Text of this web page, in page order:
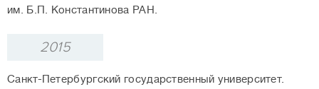
им. Б.П. Константинова РАН.
2015
Санкт-Петербургский государственный университет.